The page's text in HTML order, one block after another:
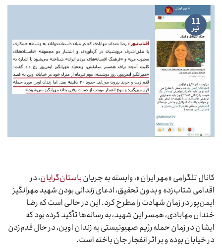
11
تیر
کانال تلگرامی «مهر ایران»، وابسته به جریانباستان‌گرایان، در
اقدامی شتاب‌زده و بدون تحقیق، ادعای زندانی بودن شهید مهرانگیز
ایمن‌پور در زمان شهادت را مطرح کرد. این در حالی است که رضا
خندان مهابادی، همسر این شهید، به رسانه‌ها تأکید کرده بود که
ایشان در زمان حمله رژیم صهیونیستی به زندان اوین، در حال قدم‌زدن
در خیابان بوده و بر اثر انفجار جان باخته است.